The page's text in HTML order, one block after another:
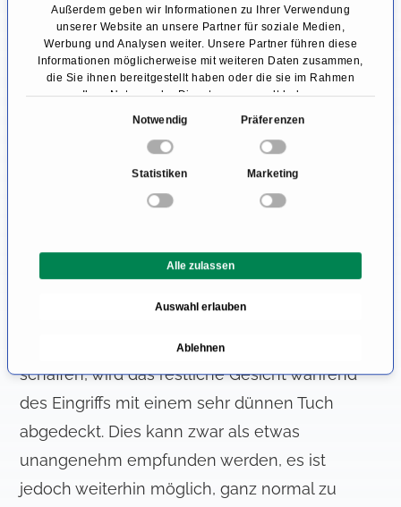
Außerdem geben wir Informationen zu Ihrer Verwendung
unserer Website an unsere Partner für soziale Medien,
Werbung und Analysen weiter. Unsere Partner führen diese
Informationen möglicherweise mit weiteren Daten zusammen,
die Sie ihnen bereitgestellt haben oder die sie im Rahmen
Ihrer Nutzung der Dienste gesammelt haben.
s
a
s
w
a
Notwendig Präferenzen
Statistiken Marketing
Alle zulassen
Auswahl erlauben
Ablehnen
dann kann die Therapie geplant werden. In der
Regel sind mehrere Termine im Abstand einiger
Wochen notwendig, um einen langfristigen
Erfolg zu erzielen. Vor jedem Termin findet
dabei eine kurze Untersuchung statt, um die
Indikation zur Durchführung der IVOM erneut
kurzen ambulanten Eingriffs statt. Dabei ist
Auge wird mit speziellen Augentropfen
betäubt. Um sterile Operationsbedingungen zu
schaffen, wird das restliche Gesicht während
des Eingriffs mit einem sehr dünnen Tuch
abgedeckt. Dies kann zwar als etwas
unangenehm empfunden werden, es ist
jedoch weiterhin möglich, ganz normal zu